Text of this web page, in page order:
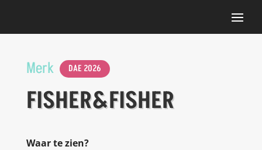
Merk DAE 2026
FISHER&FISHER
Waar te zien?